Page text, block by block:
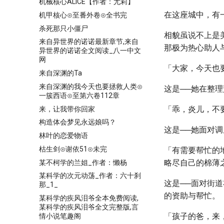
机甲核心⊙至番外卷⊙全书完
杀死那只小僵尸
来自异世界的诺诺最新章节,来自
异世界的诺诺全文阅读_八一中文
网
来自深渊的Ta
来自深渊的我今天也要拯救人类⊙
一簇西语⊙至第六卷112章
来，让我带你回家
构造体会梦见永远娘吗？
林叶的恋爱物语
枯生剑⊙谢依51⊙未完
某不柯学的兰姐_作者：懒杨
某科学的次元动荡_作者：六十刹
那_1_
某科学的疾风泪爷全本免费阅读,
某科学的疾风泪爷全文完整版,言
情小说笔趣阁
在这座城中，有
相貌虽说不上是
那极为热心助人
「大家，今天
这是──她在整
「乖，炎儿，
这是──她面对
「有需要帮忙
略尽自己的棉薄
这是──面对街
的资助与帮忙。
「孩子的爸，